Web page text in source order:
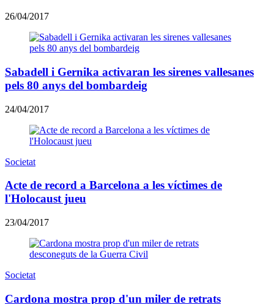
26/04/2017
Sabadell i Gernika activaran les sirenes vallesanes
pels 80 anys del bombardeig
24/04/2017
Societat
Acte de record a Barcelona a les víctimes de
l'Holocaust jueu
23/04/2017
Societat
Cardona mostra prop d'un miler de retrats